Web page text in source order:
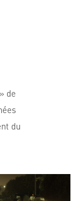
de
du